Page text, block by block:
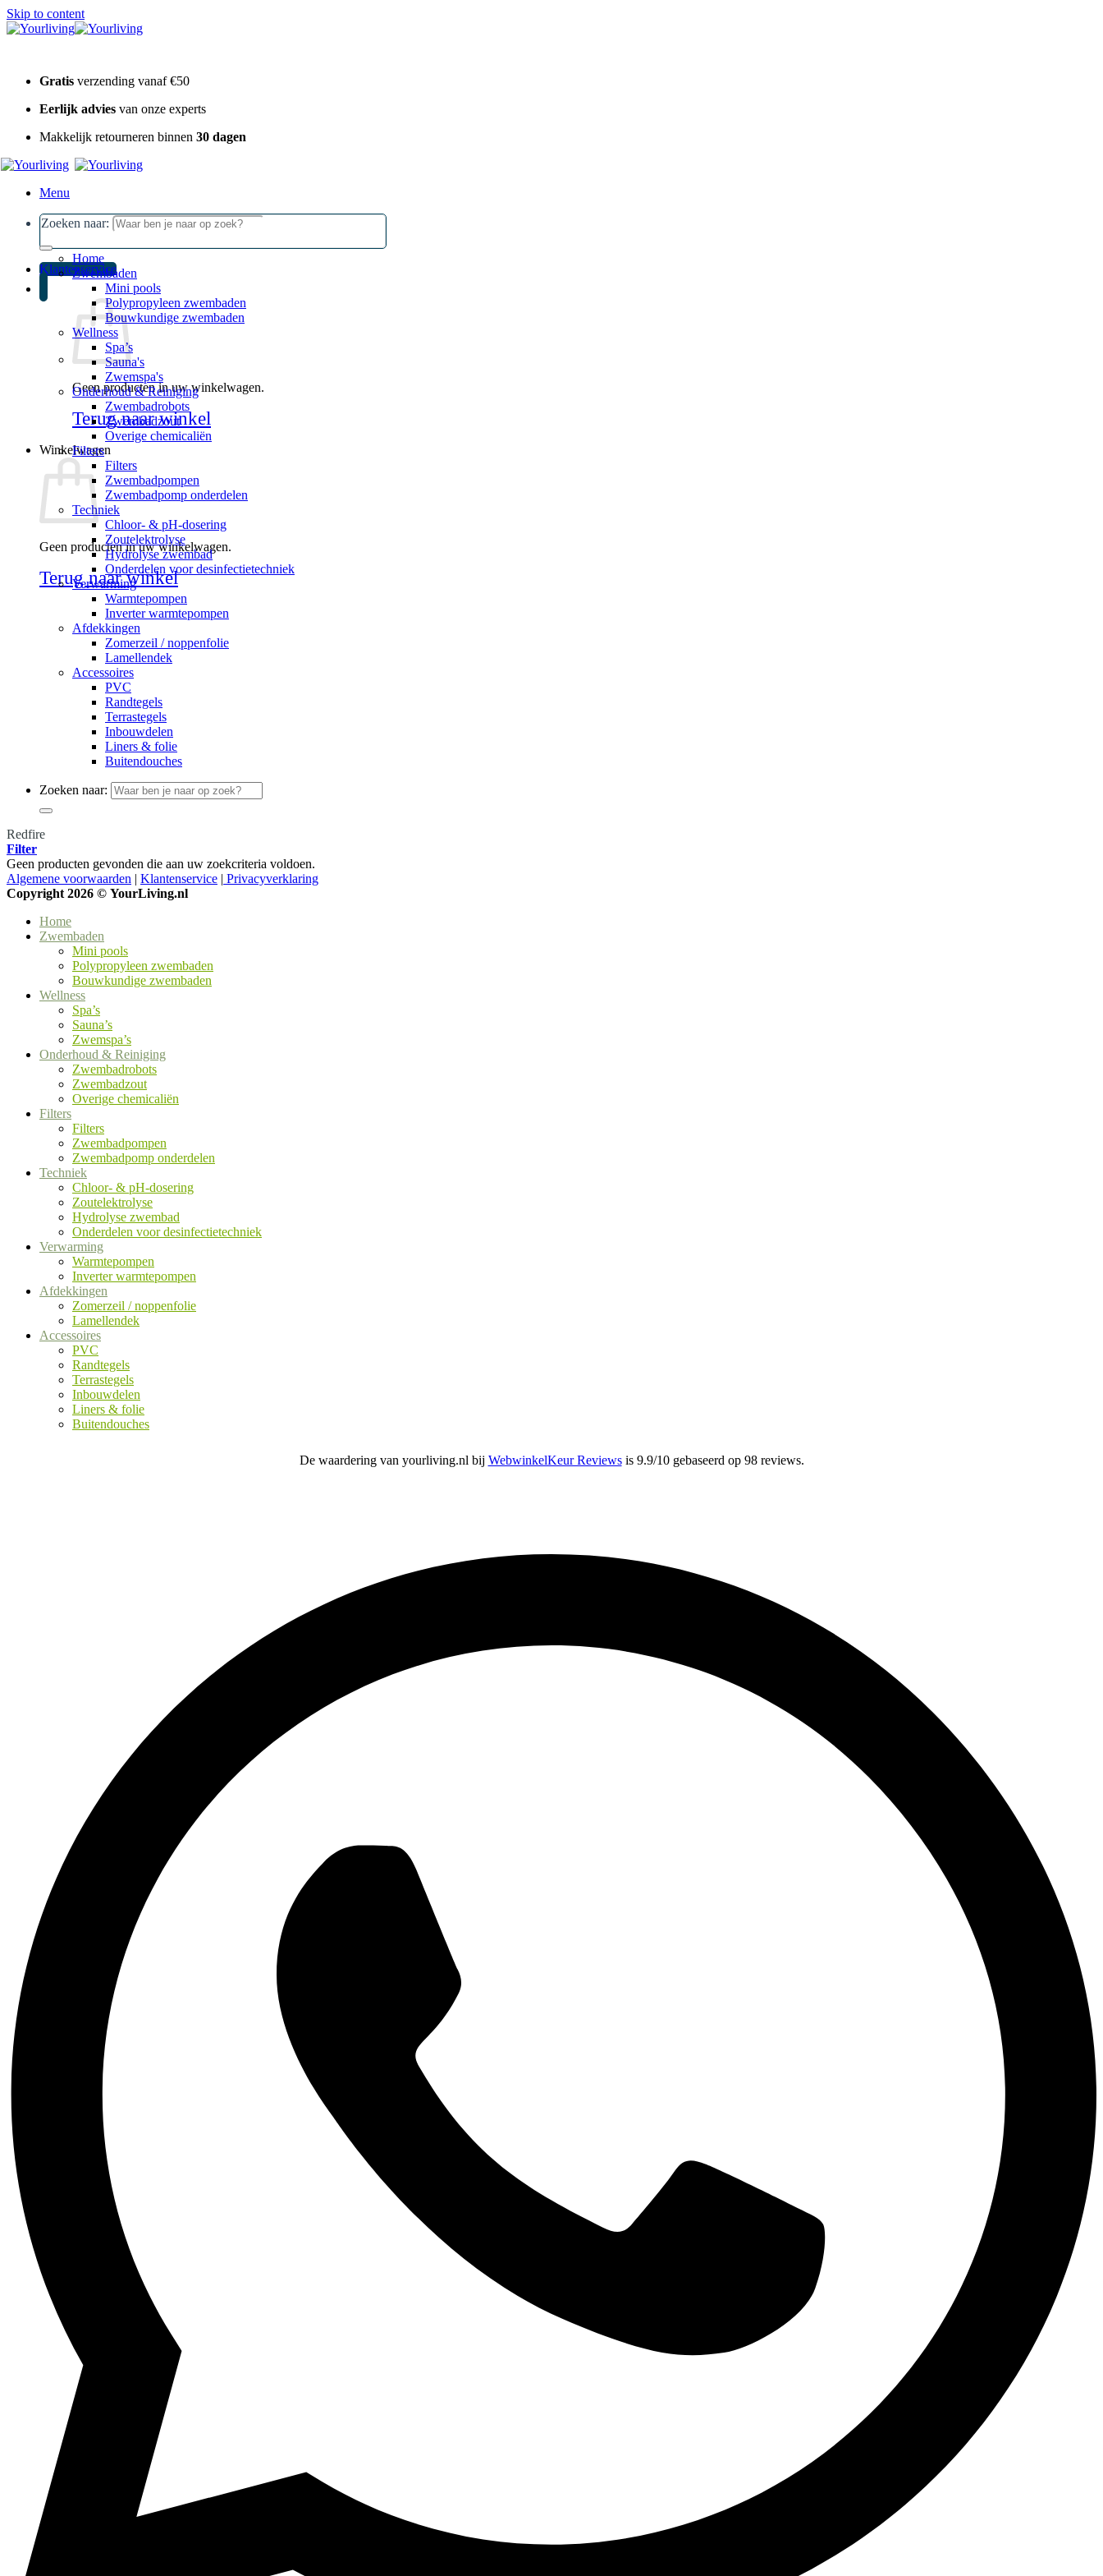
Skip to content
Gratis verzending vanaf €50
Eerlijk advies van onze experts
Makkelijk retourneren binnen 30 dagen
Menu
Zoeken naar:
Klantenservice
Geen producten in uw winkelwagen.
Terug naar winkel
Winkelwagen
Geen producten in uw winkelwagen.
Terug naar winkel
Home
Zwembaden
Mini pools
Polypropyleen zwembaden
Bouwkundige zwembaden
Wellness
Spa’s
Sauna's
Zwemspa's
Onderhoud & Reiniging
Zwembadrobots
Zwembadzout
Overige chemicaliën
Filters
Filters
Zwembadpompen
Zwembadpomp onderdelen
Techniek
Chloor- & pH-dosering
Zoutelektrolyse
Hydrolyse zwembad
Onderdelen voor desinfectietechniek
Verwarming
Warmtepompen
Inverter warmtepompen
Afdekkingen
Zomerzeil / noppenfolie
Lamellendek
Accessoires
PVC
Randtegels
Terrastegels
Inbouwdelen
Liners & folie
Buitendouches
Zoeken naar:
Redfire
Filter
Geen producten gevonden die aan uw zoekcriteria voldoen.
Algemene voorwaarden | Klantenservice | Privacyverklaring
Copyright 2026 © YourLiving.nl
Home
Zwembaden
Mini pools
Polypropyleen zwembaden
Bouwkundige zwembaden
Wellness
Spa’s
Sauna’s
Zwemspa’s
Onderhoud & Reiniging
Zwembadrobots
Zwembadzout
Overige chemicaliën
Filters
Filters
Zwembadpompen
Zwembadpomp onderdelen
Techniek
Chloor- & pH-dosering
Zoutelektrolyse
Hydrolyse zwembad
Onderdelen voor desinfectietechniek
Verwarming
Warmtepompen
Inverter warmtepompen
Afdekkingen
Zomerzeil / noppenfolie
Lamellendek
Accessoires
PVC
Randtegels
Terrastegels
Inbouwdelen
Liners & folie
Buitendouches
De waardering van yourliving.nl bij WebwinkelKeur Reviewsis 9.9/10 gebaseerd op 98 reviews.